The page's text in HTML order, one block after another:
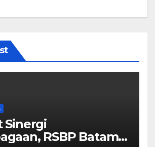
Sinergi
RSBP Batam